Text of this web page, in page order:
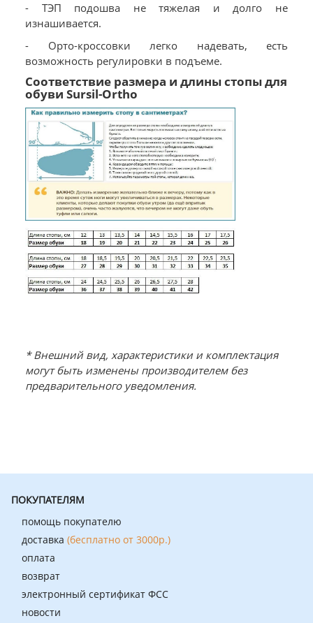
- ТЭП подошва не тяжелая и долго не
изнашивается.
- Орто-кроссовки легко надевать, есть
возможность регулировки в подъеме.
Соответствие размера и длины стопы для
обуви Sursil-Ortho
* Внешний вид, характеристики и комплектация
могут быть изменены производителем без
предварительного уведомления.
ПОКУПАТЕЛЯМ
помощь покупателю
доставка (бесплатно от 3000р.)
оплата
возврат
электронный сертификат ФСС
новости